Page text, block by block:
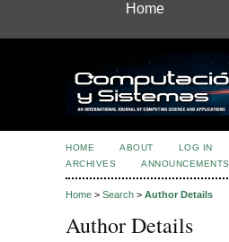
Home
HOME ABOUT LOG IN
ARCHIVES
ANNOUNCEMENTS
Home > Search > Author Details
Author Details